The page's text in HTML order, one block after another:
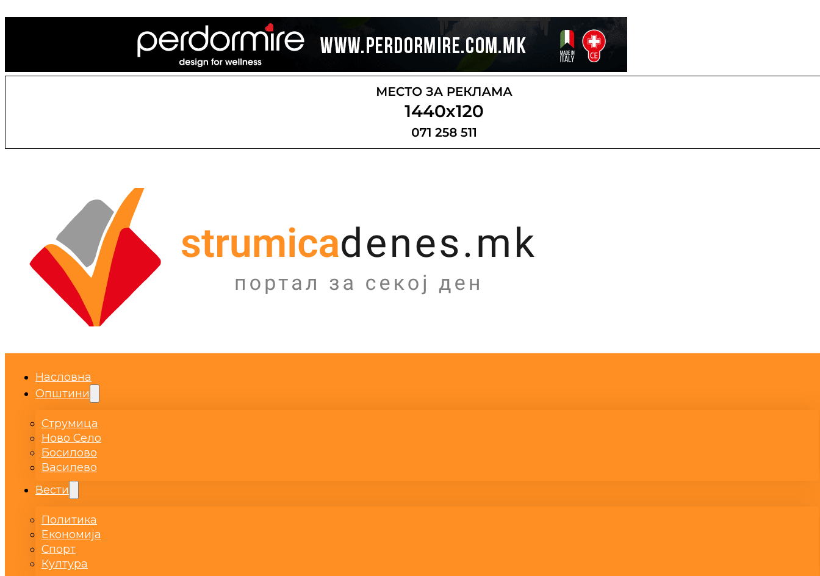
Насловна
Општини
Струмица
Ново Село
Босилово
Василево
Вести
Политика
Економија
Спорт
Култура